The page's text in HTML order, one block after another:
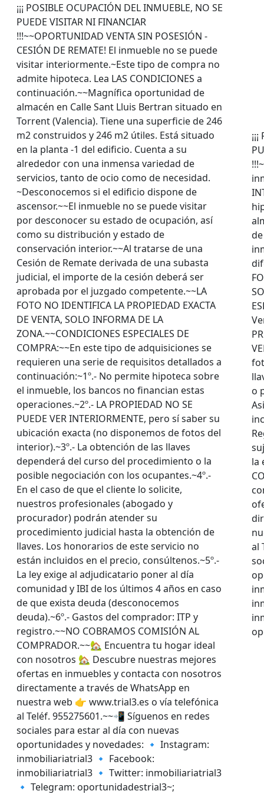
¡¡¡ POSIBLE OCUPACIÓN DEL INMUEBLE, NO SE
PUEDE VISITAR NI FINANCIAR
!!!~~OPORTUNIDAD VENTA SIN POSESIÓN -
CESIÓN DE REMATE! El inmueble no se puede
visitar interiormente.~Este tipo de compra no
admite hipoteca. Lea LAS CONDICIONES a
continuación.~~Magnífica oportunidad de
almacén en Calle Sant Lluis Bertran situado en
Torrent (Valencia). Tiene una superficie de 246
m2 construidos y 246 m2 útiles. Está situado
en la planta -1 del edificio. Cuenta a su
alrededor con una inmensa variedad de
servicios, tanto de ocio como de necesidad.
~Desconocemos si el edificio dispone de
ascensor.~~El inmueble no se puede visitar
por desconocer su estado de ocupación, así
como su distribución y estado de
conservación interior.~~Al tratarse de una
Cesión de Remate derivada de una subasta
judicial, el importe de la cesión deberá ser
aprobada por el juzgado competente.~~LA
FOTO NO IDENTIFICA LA PROPIEDAD EXACTA
DE VENTA, SOLO INFORMA DE LA
ZONA.~~CONDICIONES ESPECIALES DE
COMPRA:~~En este tipo de adquisiciones se
requieren una serie de requisitos detallados a
continuación:~1º.- No permite hipoteca sobre
el inmueble, los bancos no financian estas
operaciones.~2º.- LA PROPIEDAD NO SE
PUEDE VER INTERIORMENTE, pero sí saber su
ubicación exacta (no disponemos de fotos del
interior).~3º.- La obtención de las llaves
dependerá del curso del procedimiento o la
posible negociación con los ocupantes.~4º.-
En el caso de que el cliente lo solicite,
nuestros profesionales (abogado y
procurador) podrán atender su
procedimiento judicial hasta la obtención de
llaves. Los honorarios de este servicio no
están incluidos en el precio, consúltenos.~5º.-
La ley exige al adjudicatario poner al día
comunidad y IBI de los últimos 4 años en caso
de que exista deuda (desconocemos
deuda).~6º.- Gastos del comprador: ITP y
registro.~~NO COBRAMOS COMISIÓN AL
COMPRADOR.~~🏡 Encuentra tu hogar ideal
con nosotros 🏡 Descubre nuestras mejores
ofertas en inmuebles y contacta con nosotros
directamente a través de WhatsApp en
nuestra web 👉 www.trial3.es o vía telefónica
al Teléf. 955275601.~~📲 Síguenos en redes
sociales para estar al día con nuevas
oportunidades y novedades: 🔹 Instagram:
inmobiliariatrial3 🔹 Facebook:
inmobiliariatrial3 🔹 Twitter: inmobiliariatrial3
🔹 Telegram: oportunidadestrial3~;
o
la
al